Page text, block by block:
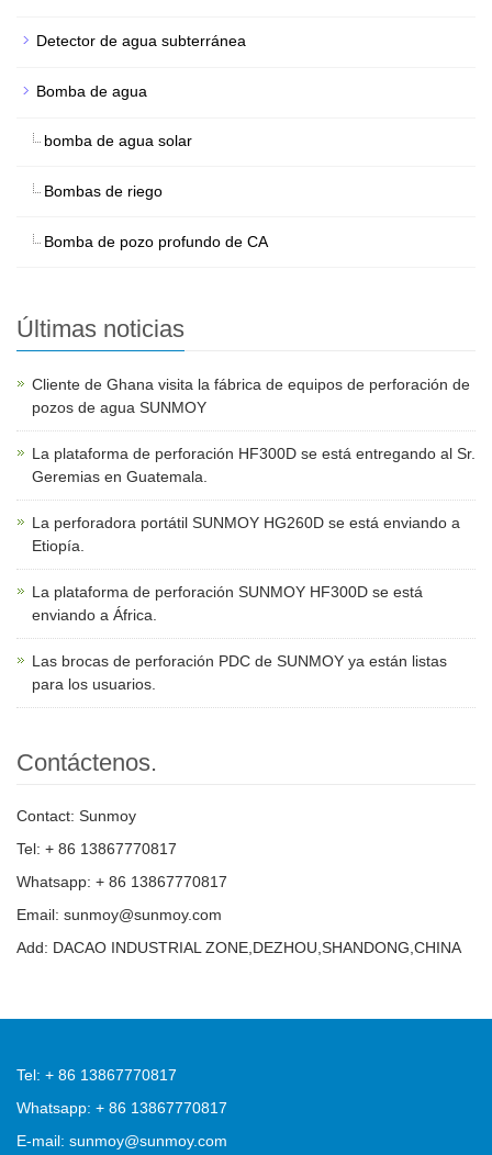
Detector de agua subterránea
Bomba de agua
bomba de agua solar
Bombas de riego
Bomba de pozo profundo de CA
Últimas noticias
Cliente de Ghana visita la fábrica de equipos de perforación de
pozos de agua SUNMOY
La plataforma de perforación HF300D se está entregando al Sr.
Geremias en Guatemala.
La perforadora portátil SUNMOY HG260D se está enviando a
Etiopía.
La plataforma de perforación SUNMOY HF300D se está
enviando a África.
Las brocas de perforación PDC de SUNMOY ya están listas
para los usuarios.
Contáctenos.
Contact: Sunmoy
Tel: + 86 13867770817
Whatsapp: + 86 13867770817
Email: sunmoy@sunmoy.com
Add: DACAO INDUSTRIAL ZONE,DEZHOU,SHANDONG,CHINA
Tel: + 86 13867770817
Whatsapp: + 86 13867770817
E-mail: sunmoy@sunmoy.com